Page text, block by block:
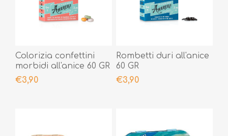
Colorizia confettini
morbidi all'anice 60 GR
€3,90
Rombetti duri all'anice
60 GR
€3,90